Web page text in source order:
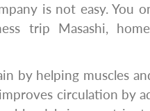
is not easy. You
trip Masashi,
by helping muscles
circulation by